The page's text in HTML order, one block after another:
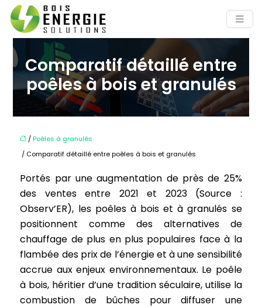
Comparatif détaillé entre
poêles à bois et granulés
/Poêles à granulés
/ Comparatif détaillé entre poêles à bois et granulés
Portés par une augmentation de près de 25%
des ventes entre 2021 et 2023 (Source :
Observ’ER), les poêles à bois et à granulés se
positionnent comme des alternatives de
chauffage de plus en plus populaires face à la
flambée des prix de l’énergie et à une sensibilité
accrue aux enjeux environnementaux. Le poêle
à bois, héritier d’une tradition séculaire, utilise la
combustion de bûches pour diffuser une